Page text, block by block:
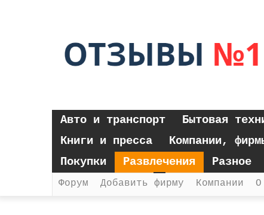
Авто и транспорт Бытовая
Книги и пресса
Компании,
Покупки
Развлечения Разное
Форум Добавить фирму Компании О